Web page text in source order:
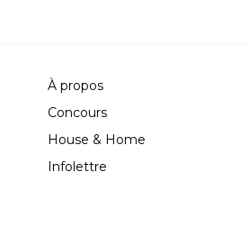
À propos
Concours
House & Home
Infolettre